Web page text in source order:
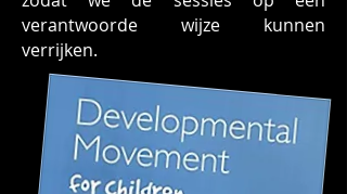
verantwoorde wijze kunnen
verrijken.